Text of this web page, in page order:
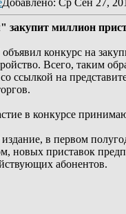
Добавлено: Ср Сен 27,
закупит миллион
конкурс на
Всего, таким
ссылкой на
в конкурсе
в первом
новых приставок
абонентов.